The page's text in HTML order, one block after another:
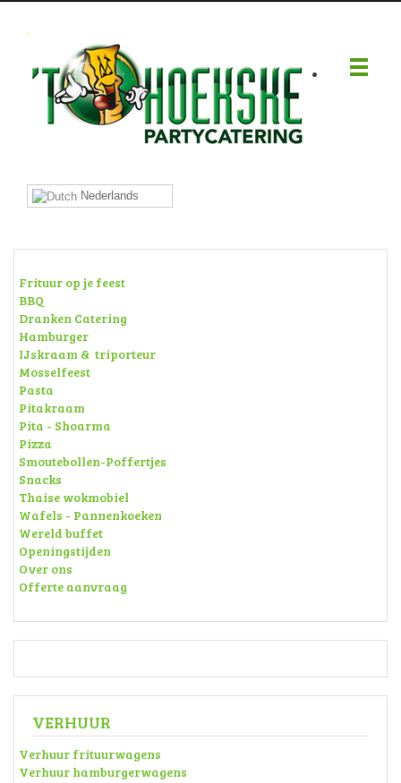
.
Nederlands
Frituur op je feest
BBQ
Dranken Catering
Hamburger
IJskraam & triporteur
Mosselfeest
Pasta
Pitakraam
Pita - Shoarma
Pizza
Smoutebollen-Poffertjes
Snacks
Thaise wokmobiel
Wafels - Pannenkoeken
Wereld buffet
Openingstijden
Over ons
Offerte aanvraag
VERHUUR
Verhuur frituurwagens
Verhuur hamburgerwagens